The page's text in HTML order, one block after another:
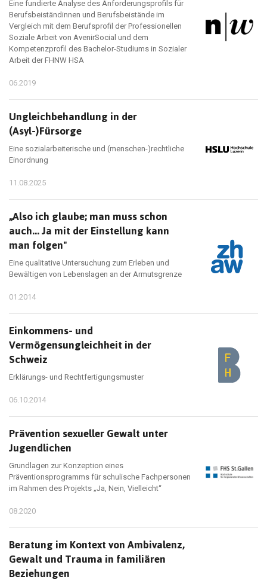
Eine fundierte Analyse des Anforderungsprofils für
Berufsbeiständinnen und Berufsbeistände im
Vergleich mit dem Berufsprofil der Professionellen
Soziale Arbeit von AvenirSocial und dem
Kompetenzprofil des Bachelor-Studiums in Sozialer
Arbeit der FHNW HSA
06.2019
Ungleichbehandlung in der
(Asyl-)Fürsorge
Eine sozialarbeiterische und (menschen-)rechtliche
Einordnung
11.08.2025
„Also ich glaube; man muss schon
auch... Ja mit der Einstellung kann
man folgen"
Eine qualitative Untersuchung zum Erleben und
Bewältigen von Lebenslagen an der Armutsgrenze
01.2014
Einkommens- und
Vermögensungleichheit in der
Schweiz
Erklärungs- und Rechtfertigungsmuster
06.10.2014
Prävention sexueller Gewalt unter
Jugendlichen
Grundlagen zur Konzeption eines
Präventionsprogramms für schulische Fachpersonen
im Rahmen des Projekts „Ja, Nein, Vielleicht“
08.2020
Beratung im Kontext von Ambivalenz,
Gewalt und Trauma in familiären
Beziehungen